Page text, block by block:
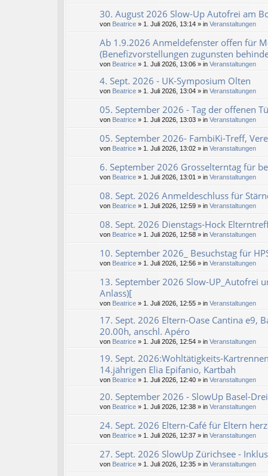
30. August 2026 Slow-Up Autofrei am
von Beatrice » 1. Juli 2026, 13:14 » in Veranstaltungen
Ab 1.9.2026 Anmeldefenster offen für
(Benefizvorstellungen zugunsten
von Beatrice » 1. Juli 2026, 13:06 » in Veranstaltungen
4. Sept. 2026 - UK-Symposium Olten
von Beatrice » 1. Juli 2026, 13:04 » in Veranstaltungen
05. September 2026 - Tag der offenen
von Beatrice » 1. Juli 2026, 13:03 » in Veranstaltungen
05. September 2026- FambiKi-Treff,
von Beatrice » 1. Juli 2026, 13:02 » in Veranstaltungen
6. September 2026 Grosselterntag für
von Beatrice » 1. Juli 2026, 13:01 » in Veranstaltungen
08. Sept. 2026 Anmeldeschluss für
von Beatrice » 1. Juli 2026, 12:59 » in Veranstaltungen
08. Sept. 2026 Dienstags-Hock
von Beatrice » 1. Juli 2026, 12:58 » in Veranstaltungen
10. September 2026_ Besuchstag für
von Beatrice » 1. Juli 2026, 12:56 » in Veranstaltungen
13. September 2026 Slow-UP_Autofrei
Anlass)[
von Beatrice » 1. Juli 2026, 12:55 » in Veranstaltungen
17. Sept. 2026 Eltern-Oase Cantina e9,
20.00h, anschl. Apéro
von Beatrice » 1. Juli 2026, 12:54 » in Veranstaltungen
19. Sept. 2026:Wohltätigkeits-
14.jährigen Elia Epifanio, Kartbah
von Beatrice » 1. Juli 2026, 12:40 » in Veranstaltungen
20. September 2026 - SlowUp Basel-
von Beatrice » 1. Juli 2026, 12:38 » in Veranstaltungen
24. Sept. 2026 Eltern-Café für Eltern
von Beatrice » 1. Juli 2026, 12:37 » in Veranstaltungen
27. Sept. 2026 SlowUp Zürichsee -
von Beatrice » 1. Juli 2026, 12:35 » in Veranstaltungen